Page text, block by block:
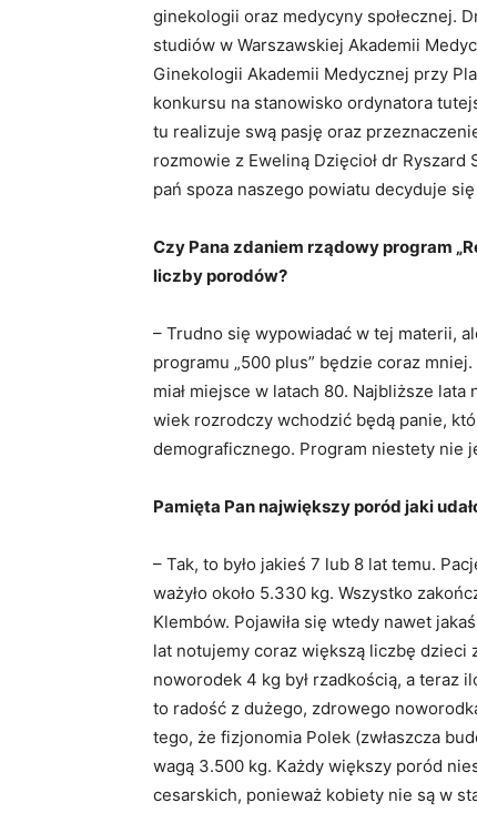
ginekologii oraz medycyny społecznej.
studiów w Warszawskiej Akademii
Ginekologii Akademii Medycznej przy
konkursu na stanowisko ordynatora
tu realizuje swą pasję oraz
rozmowie z Eweliną Dzięcioł dr
pań spoza naszego powiatu decyduje
Czy Pana zdaniem rządowy program
liczby porodów?
– Trudno się wypowiadać w tej materii,
programu „500 plus” będzie coraz
miał miejsce w latach 80. Najbliższe
wiek rozrodczy wchodzić będą panie,
demograficznego. Program niestety nie
Pamięta Pan największy poród jaki
– Tak, to było jakieś 7 lub 8 lat temu.
ważyło około 5.330 kg. Wszystko
Klembów. Pojawiła się wtedy nawet
lat notujemy coraz większą liczbę dzieci
noworodek 4 kg był rzadkością, a teraz
to radość z dużego, zdrowego
tego, że fizjonomia Polek (zwłaszcza
wagą 3.500 kg. Każdy większy poród
cesarskich, ponieważ kobiety nie są w